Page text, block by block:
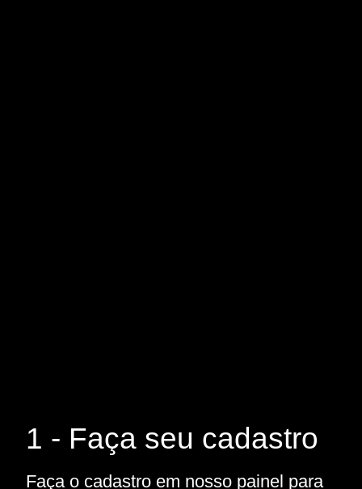
1 - Faça seu cadastro
Faça o cadastro em nosso painel para